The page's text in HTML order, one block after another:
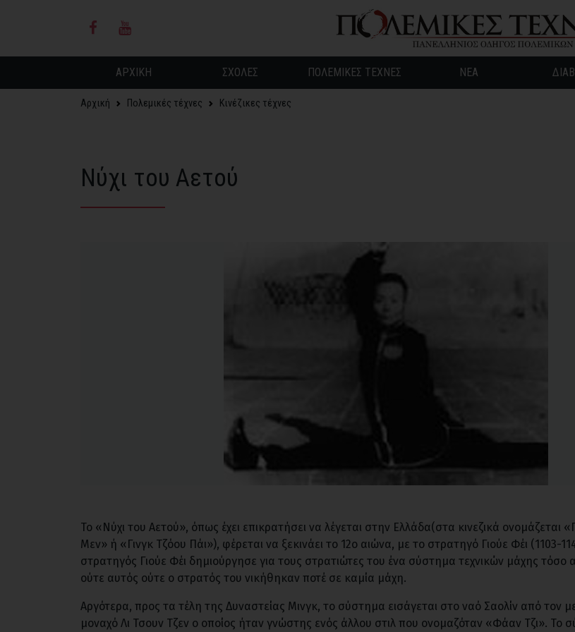
ΑΡΧΙΚΗ ΣΧΟΛΕΣ ΠΟΛΕΜΙΚΕΣ ΤΕΧΝΕΣ ΝΕΑ
Αρχική Πολεμικές τέχνες Κινέζικες τέχνες
Νύχι του Αετού
Το «Νύχι του Αετού», όπως έχει επικρατήσει να λέγεται στην Ελλάδα(στα κινεζικά ονομάζεται
Μεν» ή «Γινγκ Τζόου Πάι»), φέρεται να ξεκινάει το 12ο αιώνα, με το στρατηγό Γιούε Φέι (1103-
στρατηγός Γιούε Φέι δημιούργησε για τους στρατιώτες του ένα σύστημα τεχνικών μάχης τόσο
ούτε αυτός ούτε ο στρατός του νικήθηκαν ποτέ σε καμία μάχη.
Αργότερα, προς τα τέλη της Δυναστείας Μινγκ, το σύστημα εισάγεται στο ναό Σαολίν από τον
μοναχό Λι Τσουν Τζεν ο οποίος ήταν γνώστης ενός άλλου στιλ που ονομαζόταν «Φάαν Τζι». Το